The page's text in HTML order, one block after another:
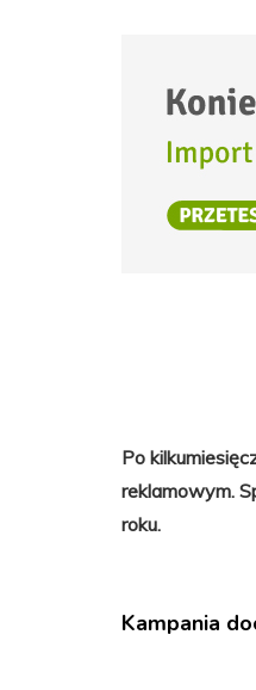
Po
reklamowym.
roku.
Kampania